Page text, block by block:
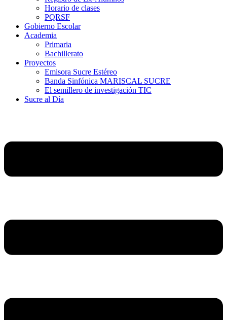
Horario de clases
PQRSF
Gobierno Escolar
Academia
Primaria
Bachillerato
Proyectos
Emisora Sucre Estéreo
Banda Sinfónica MARISCAL SUCRE
El semillero de investigación TIC
Sucre al Día